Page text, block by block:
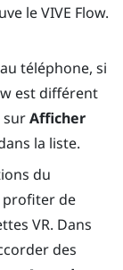
leVIVE Flow.
au téléphone, si
est différent
surAfficher
la liste.
du
profiter de
VR. Dans
des